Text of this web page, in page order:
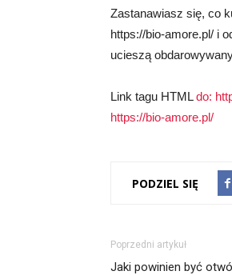
Zastanawiasz się, co
https://bio-amore.pl/ i
ucieszą
Link tagu HTMLdo:
https://bio-amore.pl/
PODZIEL SIĘ
Poprzedni artykuł
Jaki powinien być